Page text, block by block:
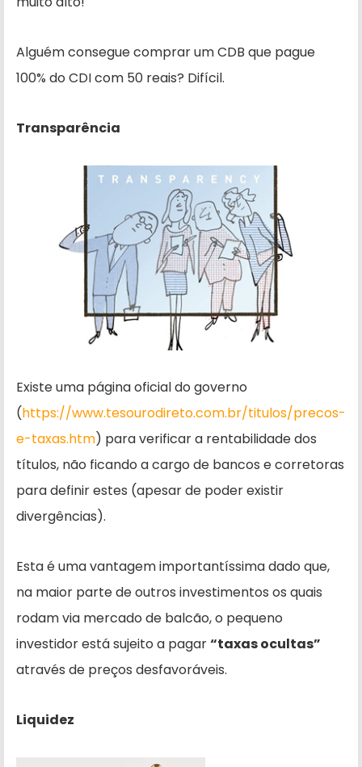
Alguém consegue comprar um CDB que pague
100% do CDI com 50 reais? Difícil.
Transparência
Existe uma página oficial do governo
(https://www.tesourodireto.com.br/titulos/precos-
e-taxas.htm) para verificar a rentabilidade dos
títulos, não ficando a cargo de bancos e corretoras
para definir estes (apesar de poder existir
divergências).
Esta é uma vantagem importantíssima dado que,
na maior parte de outros investimentos os quais
rodam via mercado de balcão, o pequeno
investidor está sujeito a pagar“taxas ocultas”
através de preços desfavoráveis.
Liquidez